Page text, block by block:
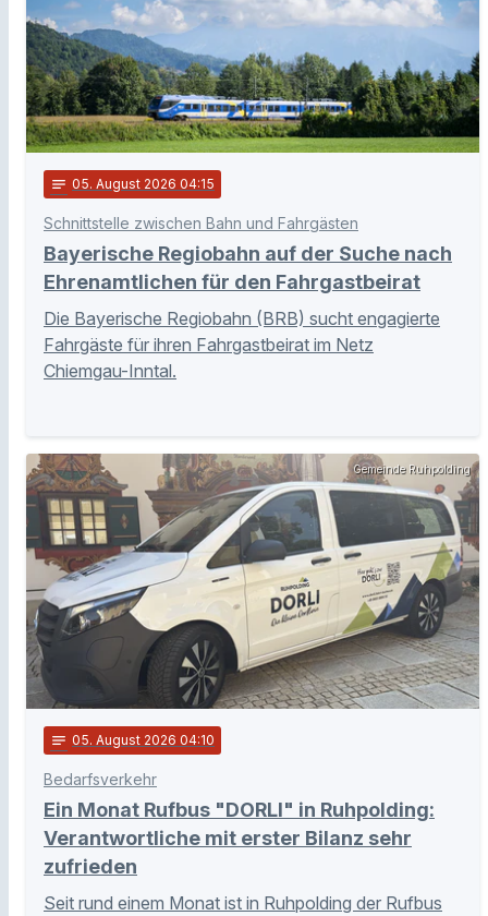
notes 05. August 2026 04:15
Schnittstelle zwischen Bahn und Fahrgästen
Bayerische Regiobahn auf der Suche nach
Ehrenamtlichen für den Fahrgastbeirat
Die Bayerische Regiobahn (BRB) sucht engagierte
Fahrgäste für ihren Fahrgastbeirat im Netz
Chiemgau-Inntal.
Gemeinde Ruhpolding
notes 05. August 2026 04:10
Bedarfsverkehr
Ein Monat Rufbus "DORLI" in Ruhpolding:
Verantwortliche mit erster Bilanz sehr
zufrieden
Seit rund einem Monat ist in Ruhpolding der Rufbus